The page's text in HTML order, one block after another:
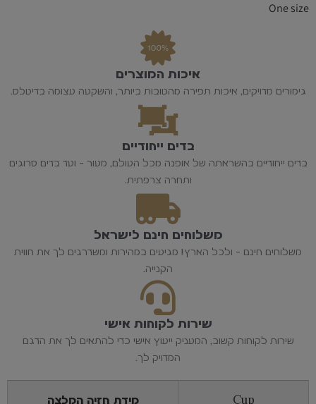
One size
איכות המוצרים
גימורים מדויקים, איכות תפירה מהטובות ביותר, והשקעה עצומה בדיטלס.
בדים ייחודיים
בדים ייחודיים בהשראתה של אופנה מכל העולם, מעור - ועד בדים סרוגים
ותחרה צרפתית.
משלוחים חינם לישראל
משלוחים חינם - ולכל הארץ! מגיעים במהירות ומשדרגים לך את חווית
הקנייה.
שירות לקוחות אישי
שירות לקוחות קשוב, המעניק ייעוץ אישי כדי להתאים לך את הדגם
המדויק לך.
Cup מידת חזיה המלצה